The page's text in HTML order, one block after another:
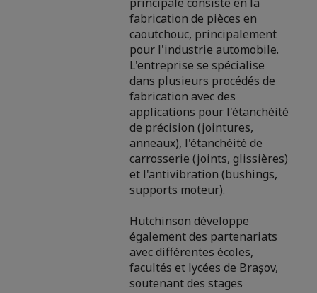
fabrication de pièces en
caoutchouc, principalement
pour l'industrie automobile.
L'entreprise se spécialise
dans plusieurs procédés de
fabrication avec des
applications pour l'étanchéité
de précision (jointures,
anneaux), l'étanchéité de
carrosserie (joints, glissières)
et l'antivibration (bushings,
supports moteur).
Hutchinson développe
également des partenariats
avec différentes écoles,
facultés et lycées de Brașov,
soutenant des stages